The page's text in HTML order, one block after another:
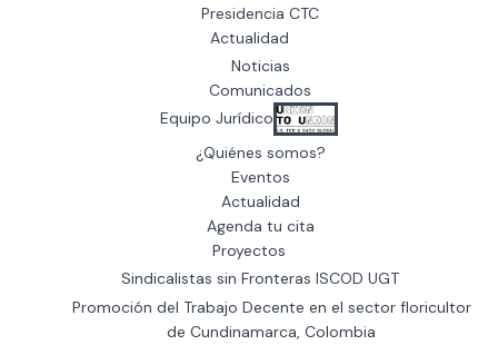
Presidencia CTC
Actualidad
Noticias
Comunicados
Equipo Jurídico
¿Quiénes somos?
Eventos
Actualidad
Agenda tu cita
Proyectos
Sindicalistas sin Fronteras ISCOD UGT
Promoción del Trabajo Decente en el sector floricultor
de Cundinamarca, Colombia